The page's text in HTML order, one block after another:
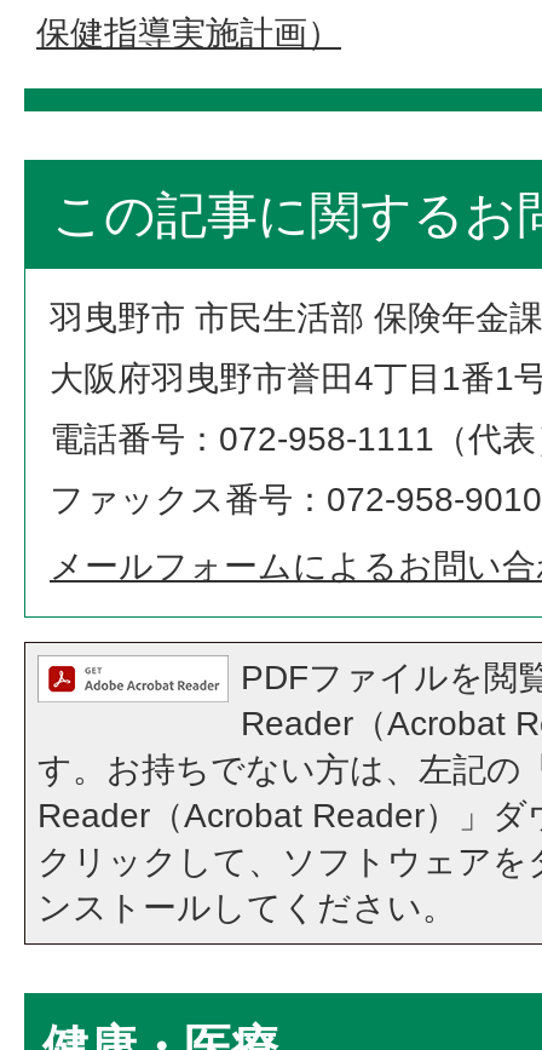
保健指導実施計画）
この記事に関するお
羽曳野市 市民生活部 保険年金課
大阪府羽曳野市誉田4丁目1番1
電話番号：072-958-1111（代
ファックス番号：072-958-9010
メールフォームによるお問い
PDFファイルを閲
Reader（Acrobat
す。お持ちでない方は、左記の
Reader（Acrobat Reader）」
クリックして、ソフトウェア
ンストールしてください。